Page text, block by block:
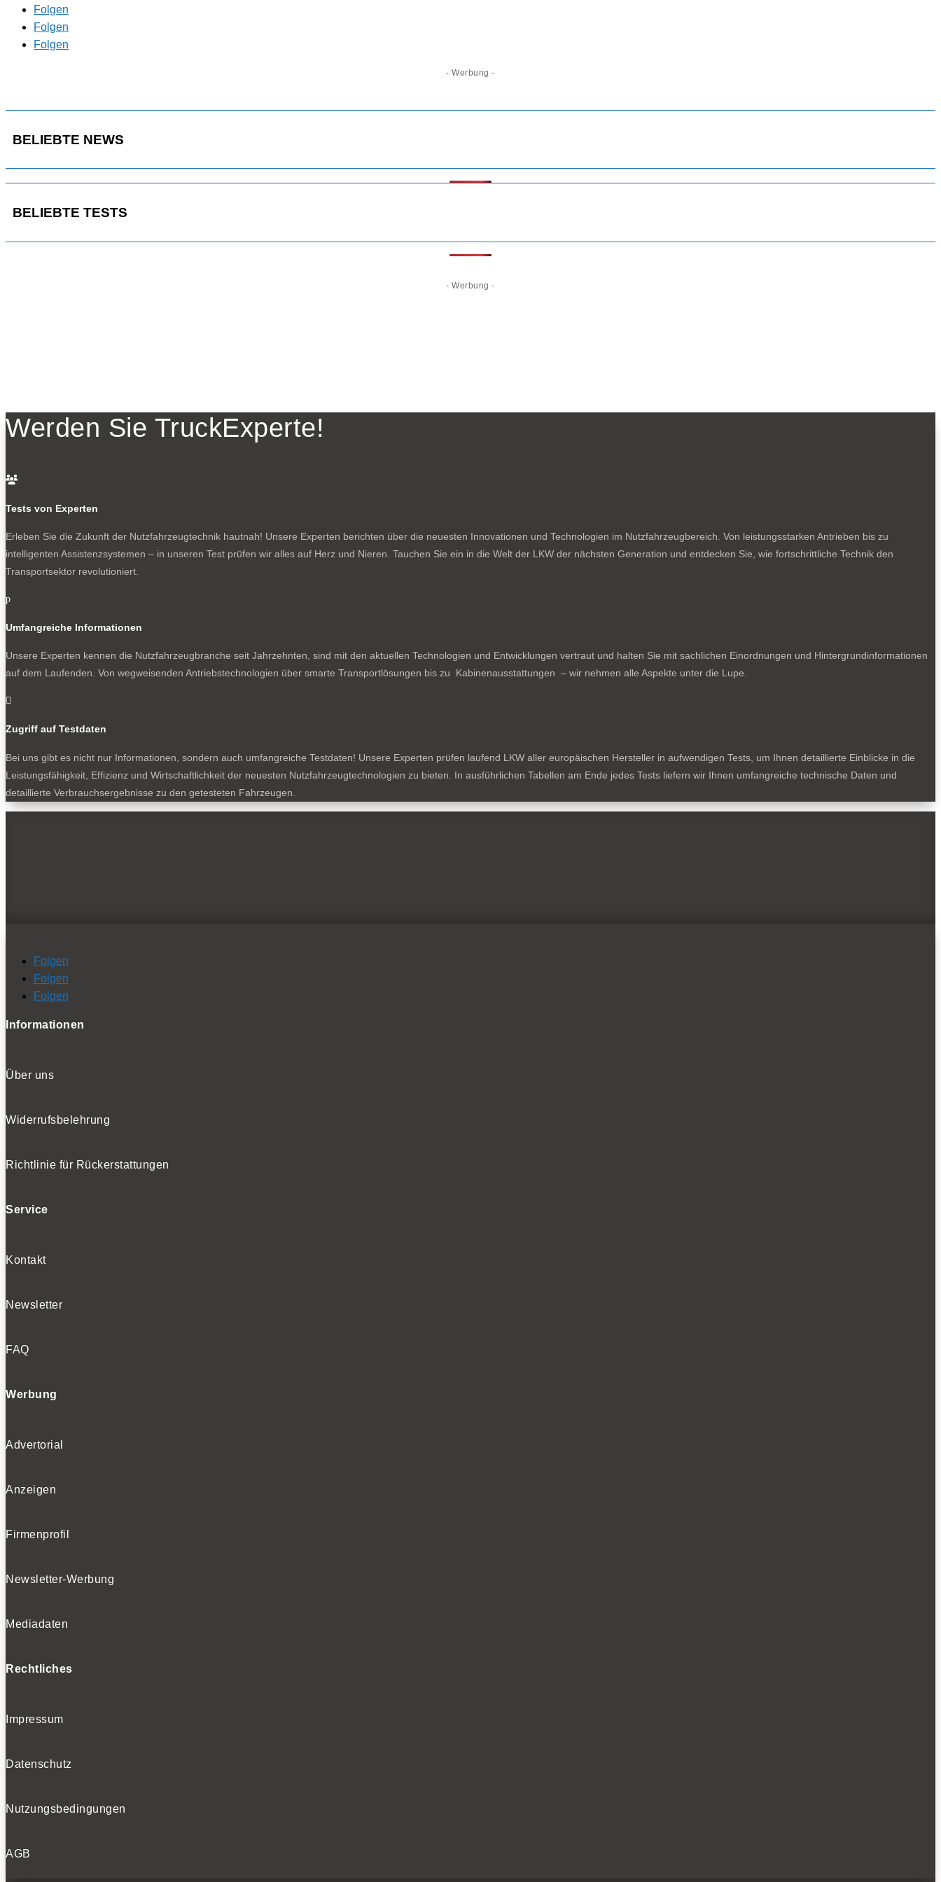
Folgen
Folgen
Folgen
- Werbung -
BELIEBTE NEWS
BELIEBTE TESTS
- Werbung -
Werden Sie TruckExperte!

Tests von Experten
Erleben Sie die Zukunft der Nutzfahrzeugtechnik hautnah! Unsere Experten berichten über die neuesten Innovationen und Technologien im Nutzfahrzeugbereich. Von leistungsstarken Antrieben bis zu
intelligenten Assistenzsystemen – in unseren Test prüfen wir alles auf Herz und Nieren. Tauchen Sie ein in die Welt der LKW der nächsten Generation und entdecken Sie, wie fortschrittliche Technik den
Transportsektor revolutioniert.
p
Umfangreiche Informationen
Unsere Experten kennen die Nutzfahrzeugbranche seit Jahrzehnten, sind mit den aktuellen Technologien und Entwicklungen vertraut und halten Sie mit sachlichen Einordnungen und Hintergrundinformationen
auf dem Laufenden. Von wegweisenden Antriebstechnologien über smarte Transportlösungen bis zu Kabinenausstattungen – wir nehmen alle Aspekte unter die Lupe.

Zugriff auf Testdaten
Bei uns gibt es nicht nur Informationen, sondern auch umfangreiche Testdaten! Unsere Experten prüfen laufend LKW aller europäischen Hersteller in aufwendigen Tests, um Ihnen detaillierte Einblicke in die
Leistungsfähigkeit, Effizienz und Wirtschaftlichkeit der neuesten Nutzfahrzeugtechnologien zu bieten. In ausführlichen Tabellen am Ende jedes Tests liefern wir Ihnen umfangreiche technische Daten und
detaillierte Verbrauchsergebnisse zu den getesteten Fahrzeugen.
Folgen
Folgen
Folgen
Informationen
Über uns
Widerrufsbelehrung
Richtlinie für Rückerstattungen
Service
Kontakt
Newsletter
FAQ
Werbung
Advertorial
Anzeigen
Firmenprofil
Newsletter-Werbung
Mediadaten
Rechtliches
Impressum
Datenschutz
Nutzungsbedingungen
AGB